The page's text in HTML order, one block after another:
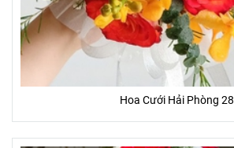
Hoa Cưới Hải Phòng 28